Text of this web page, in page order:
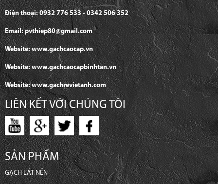
Điện thoại: 0932 776 533 - 0342 506 352
Email: pvthiep80@gmail.com
Website: www.gachcaocap.vn
Website: www.gachcaocapbinhtan.vn
Website: www.gachrevietanh.com
LIÊN KẾT VỚI CHÚNG TÔI
SẢN PHẨM
GẠCH LÁT NỀN